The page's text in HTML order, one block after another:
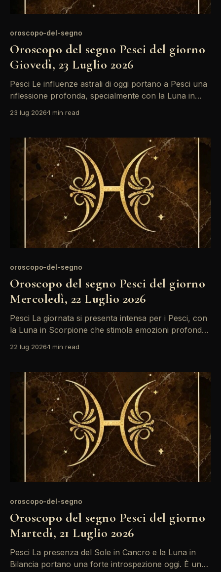
oroscopo-del-segno
Oroscopo del segno Pesci del giorno
Giovedì, 23 Luglio 2026
Pesci Le influenze astrali di oggi portano a Pesci una
riflessione profonda, specialmente con la Luna in
L'opposizione tra Sole e Venere potrebbe generare
comunicazione è la chiave. Sii aperto e ascolta il tuo
23 lug 20261 min read
oroscopo-del-segno
Oroscopo del segno Pesci del giorno
Mercoledì, 22 Luglio 2026
Pesci La giornata si presenta intensa per i Pesci, con
la Luna in Scorpione che stimola emozioni profonde
trine favorevole, portando chiarezza nei pensieri. È
intuizioni e affrontare eventuali conflitti interiori. Le
22 lug 20261 min read
oroscopo-del-segno
Oroscopo del segno Pesci del giorno
Martedì, 21 Luglio 2026
Pesci La presenza del Sole in Cancro e la Luna in
Bilancia portano una forte introspezione oggi. È un